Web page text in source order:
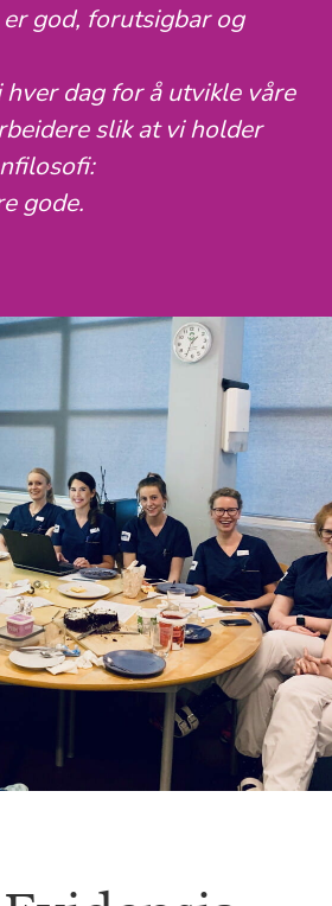
god, forutsigbar og
dag for å utvikle våre
slik at vi holder
gode.